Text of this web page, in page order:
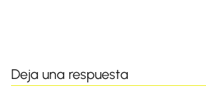
Deja una respuesta